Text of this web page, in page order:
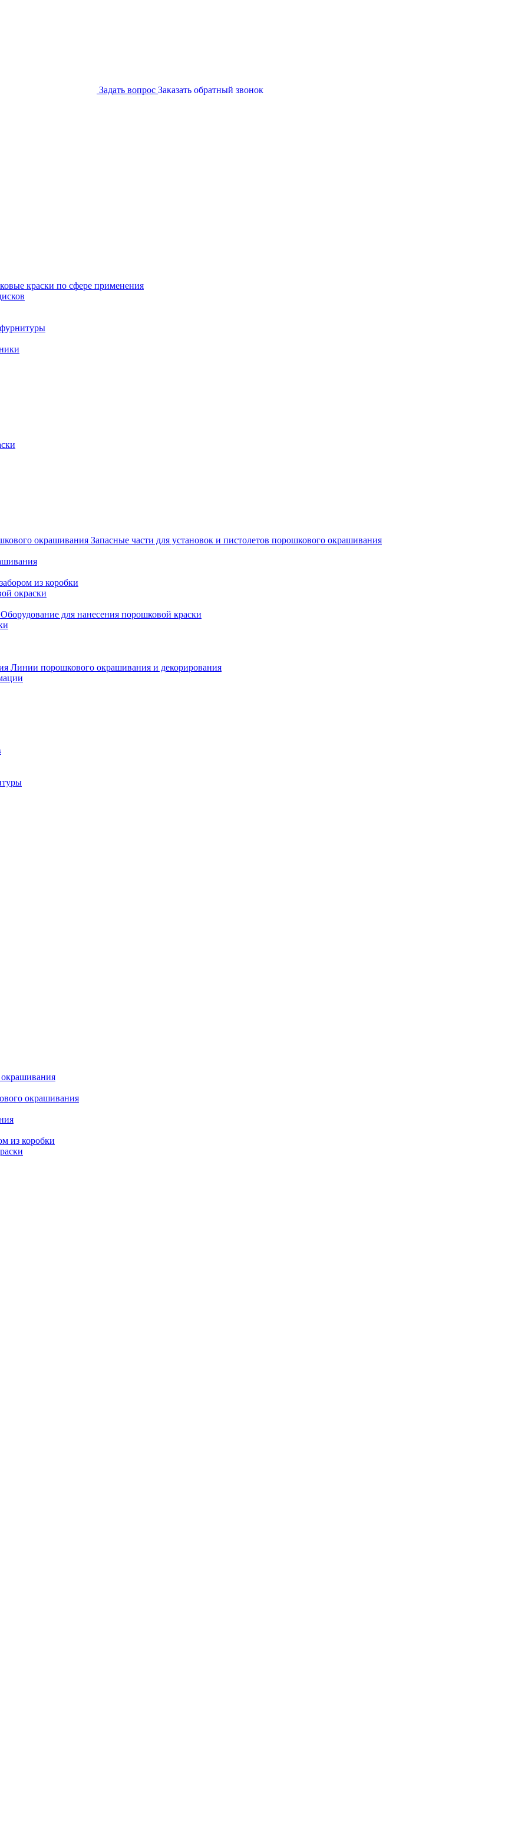
Задать вопрос Заказать обратный звонок
краски по сфере применения
Запасные части для установок и пистолетов порошкового окрашивания
из коробки
окраски
Оборудование для нанесения порошковой краски
Линии порошкового окрашивания и декорирования
окрашивания
окрашивания
из коробки